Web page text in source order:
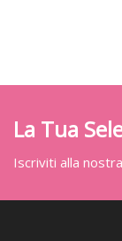
La Tua
Iscriviti alla